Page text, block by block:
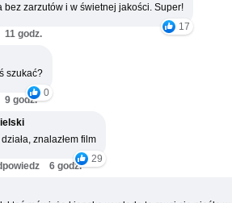
bez zarzutów i w świetnej jakości. Super!
17
11 godz.
szukać?
0
9 godz.
znalazłem film
29
6 godz.